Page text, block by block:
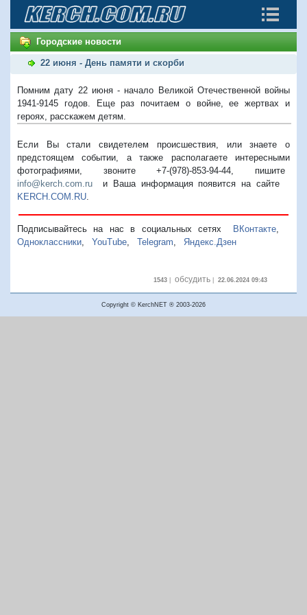
Городские новости
22 июня - День памяти и скорби
Помним дату 22 июня - начало Великой Отечественной войны
1941-9145 годов. Еще раз почитаем о войне, ее жертвах и
героях, расскажем детям.
Если Вы стали свидетелем происшествия, или знаете о
предстоящем событии, а также располагаете интересными
фотографиями, звоните +7-(978)-853-94-44, пишите
info@kerch.com.ru и Ваша информация появится на сайте
KERCH.COM.RU
Подписывайтесь на нас в социальных сетях ВКонтакте,
Одноклассники
YouTube Telegram Яндекс.Дзен
1543| обсудить| 22.06.2024 09:43
Copyright © KerchNET ® 2003-2026